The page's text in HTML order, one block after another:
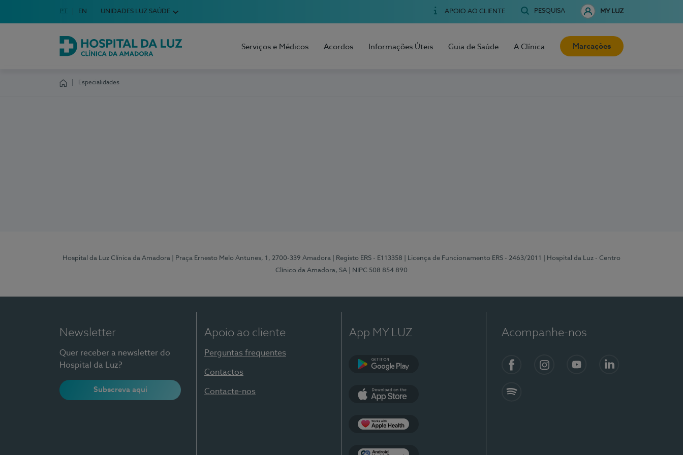
Escolha o seu idioma
Idioma em Português
PT English Language
EN UNIDADES LUZ SAÚDE APOIO AO CLIENTE PESQUISA MY LUZ
Hospital da Luz Clínica da Amadora
Serviços e Médicos Acordos Informações Úteis Guia de Saúde A Clínica Marcações
Especialidades
Hospital da Luz Clínica da Amadora | Praça Ernesto Melo Antunes, 1, 2700-339 Amadora | Registo ERS - E113358 | Licença de Funcionamento ERS - 2463/2011
| Hospital da Luz - Centro
Clínico da Amadora, SA
| NIPC 508 854 890
Newsletter
Quer receber a newsletter do
Hospital da Luz?
Subscreva aqui
Apoio ao cliente
Perguntas frequentes
Contactos
Contacte-nos
App MY LUZ Acompanhe-nos